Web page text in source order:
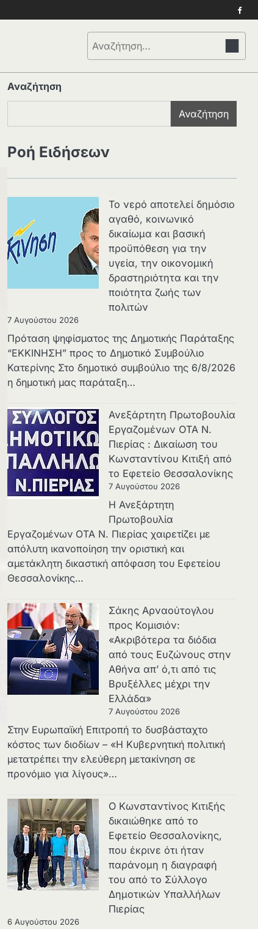
Αναζήτηση
για:
Αναζήτηση
Αναζήτηση
Ροή Ειδήσεων
Το νερό αποτελεί δημόσιο
αγαθό, κοινωνικό
δικαίωμα και βασική
προϋπόθεση για την
υγεία, την οικονομική
δραστηριότητα και την
ποιότητα ζωής των
πολιτών
7 Αυγούστου 2026
Πρόταση ψηφίσματος της Δημοτικής Παράταξης
“ΕΚΚΙΝΗΣΗ” προς το Δημοτικό Συμβούλιο
Κατερίνης Στο δημοτικό συμβούλιο της 6/8/2026
η δημοτική μας παράταξη…
Ανεξάρτητη Πρωτοβουλία
Εργαζομένων ΟΤΑ Ν.
Πιερίας : Δικαίωση του
Κωνσταντίνου Κιτιξή από
το Εφετείο Θεσσαλονίκης
7 Αυγούστου 2026
Η Ανεξάρτητη
Πρωτοβουλία
Εργαζομένων ΟΤΑ Ν. Πιερίας χαιρετίζει με
απόλυτη ικανοποίηση την οριστική και
αμετάκλητη δικαστική απόφαση του Εφετείου
Θεσσαλονίκης…
Σάκης Αρναούτογλου
προς Κομισιόν:
«Ακριβότερα τα διόδια
από τους Ευζώνους στην
Αθήνα απ’ ό,τι από τις
Βρυξέλλες μέχρι την
Ελλάδα»
7 Αυγούστου 2026
Στην Ευρωπαϊκή Επιτροπή το δυσβάσταχτο
κόστος των διοδίων – «Η Κυβερνητική πολιτική
μετατρέπει την ελεύθερη μετακίνηση σε
προνόμιο για λίγους»…
Ο Κωνσταντίνος Κιτιξής
δικαιώθηκε από το
Εφετείο Θεσσαλονίκης,
που έκρινε ότι ήταν
παράνομη η διαγραφή
του από το Σύλλογο
Δημοτικών Υπαλλήλων
Πιερίας
6 Αυγούστου 2026